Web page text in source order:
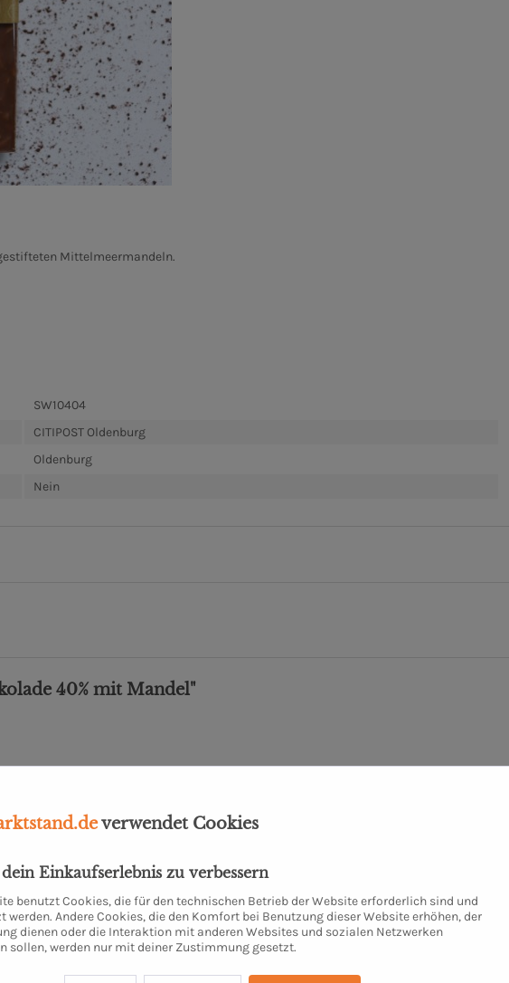
Mittelmeermandeln.
SW10404
CITIPOST Oldenburg
Oldenburg
Nein
40% mit Mandel"
Weiße
verwendet Cookies
Einkaufserlebnis zu verbessern
benutzt Cookies, die für den technischen Betrieb der Website erforderlich sind und
werden. Andere Cookies, die den Komfort bei Benutzung dieser Website erhöhen, der
dienen oder die Interaktion mit anderen Websites und sozialen Netzwerken
sollen, werden nur mit deiner Zustimmung gesetzt.